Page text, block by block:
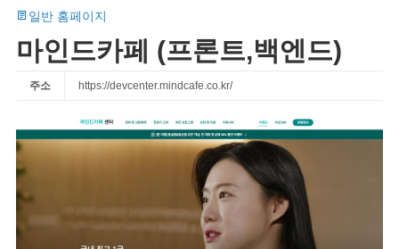
일반 홈페이지
마인드카페 (프론트,백엔드)
주소 https://devcenter.mindcafe.co.kr/